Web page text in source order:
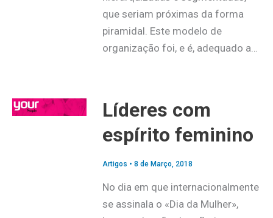
que seriam próximas da forma
piramidal. Este modelo de
organização foi, e é, adequado a…
Líderes com
espírito feminino
Artigos • 8 de Março, 2018
No dia em que internacionalmente
se assinala o «Dia da Mulher»,